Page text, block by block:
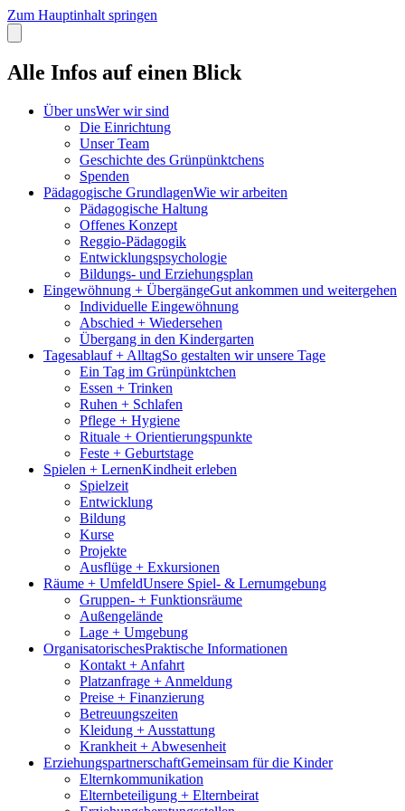
Zum Hauptinhalt springen
Alle Infos auf einen Blick
Über unsWer wir sind
Die Einrichtung
Unser Team
Geschichte des Grün­pünktchens
Spenden
Pädagogische GrundlagenWie wir arbeiten
Pädagogische Haltung
Offenes Konzept
Reggio-Pädagogik
Entwicklungs­­psychologie
Bildungs- und Erziehungs­plan
Eingewöhnung + ÜbergängeGut ankommen und weitergehen
Individuelle Eingewöhnung
Abschied + Wiedersehen
Übergang in den Kindergarten
Tagesablauf + AlltagSo gestalten wir unsere Tage
Ein Tag im Grün­pünktchen
Essen + Trinken
Ruhen + Schlafen
Pflege + Hygiene
Rituale + Orientierungs­­punkte
Feste + Geburtstage
Spielen + LernenKindheit erleben
Spielzeit
Entwicklung
Bildung
Kurse
Projekte
Ausflüge + Exkursionen
Räume + UmfeldUnsere Spiel- & Lernumgebung
Gruppen- + Funktions­räume
Außen­gelände
Lage + Umgebung
Organisatori­schesPraktische Informationen
Kontakt + Anfahrt
Platzanfrage + Anmeldung
Preise + Finanzie­rung
Betreuungs­zeiten
Kleidung + Ausstattung
Krankheit + Abwesenheit
Erziehungs­­partnerschaftGemeinsam für die Kinder
Eltern­kommunikation
Eltern­beteiligung + Elternbeirat